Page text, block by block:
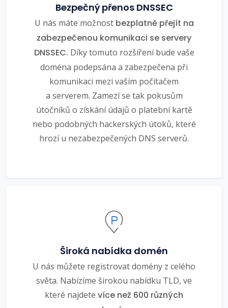
Bezpečný přenos DNSSEC
U nás máte možnost bezplatně přejít na
zabezpečenou komunikaci se servery
DNSSEC. Díky tomuto rozšíření bude vaše
doména podepsána a zabezpečena při
komunikaci mezi vaším počítačem
a serverem. Zamezí se tak pokusům
útočníků o získání údajů o platební kartě
nebo podobných hackerských útoků, které
hrozí u nezabezpečených DNS serverů.
Široká nabídka domén
U nás můžete registrovat domény z celého
světa. Nabízíme širokou nabídku TLD, ve
které najdete více než 600 různých